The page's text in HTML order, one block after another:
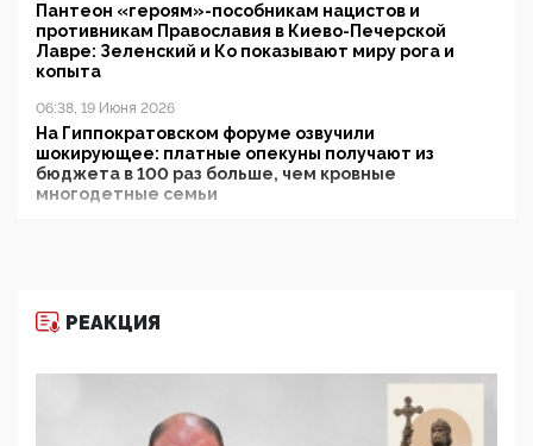
Пантеон «героям»-пособникам нацистов и
противникам Православия в Киево-Печерской
Лавре: Зеленский и Ко показывают миру рога и
копыта
06:38, 19 Июня 2026
На Гиппократовском форуме озвучили
шокирующее: платные опекуны получают из
бюджета в 100 раз больше, чем кровные
многодетные семьи
11:53, 09 Июня 2026
деятельность ИИТО ЮНЕСКО в России, но
цифроглобалисты продолжают определять
повестку в образовании
РЕАКЦИЯ